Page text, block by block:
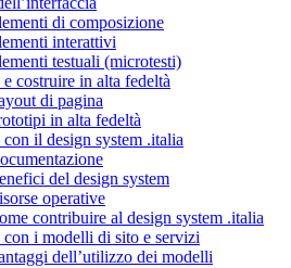
di composizione
interattivi
testuali (microtesti)
costruire in alta fedeltà
di pagina
in alta fedeltà
con il design system .italia
del design system
operative
contribuire al design system .italia
con i modelli di sito e servizi
dell’utilizzo dei modelli